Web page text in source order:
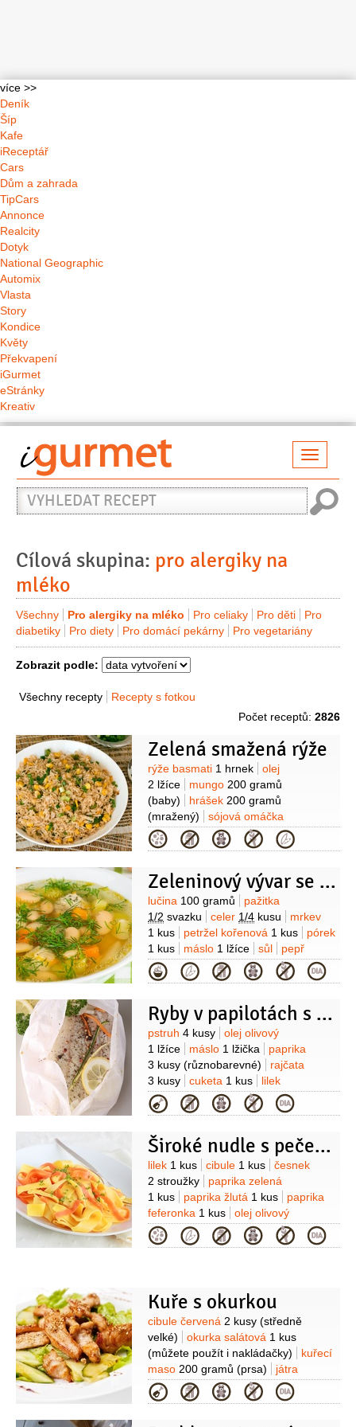
více >>
Deník
Šíp
Kafe
iReceptář
Cars
Dům a zahrada
TipCars
Annonce
Realcity
Dotyk
National Geographic
Automix
Vlasta
Story
Kondice
Květy
Překvapení
iGurmet
eStránky
Kreativ
Vyhledat
recept
Cílová skupina: pro alergiky na
mléko
Všechny Pro alergiky na mléko Pro celiaky Pro děti
Pro
diabetiky
Pro diety Pro domácí pekárny Pro vegetariány
Zobrazit podle:
Všechny recepty
Recepty s fotkou
Počet receptů: 2826
Zelená smažená rýže
Suroviny
rýže basmati 1 hrnek
olej
2 lžíce
mungo 200 gramů
(baby)
hrášek 200 gramů
(mražený)
sójová omáčka
4 lžíce
cukr1 lžíce
Kategorie
Zeleninový vývar se sýrovými nočky
Suroviny
lučina 100 gramů
pažitka
1/2 svazku celer 1/4 kusu
mrkev
1 kus
petržel kořenová 1 kus
pórek
1 kus
máslo 1 lžíce sůl pepř
Kategorie
Ryby v papilotách s ratattouille
Suroviny
pstruh 4 kusy
olej olivový
1 lžíce
máslo 1 lžička
paprika
3 kusy (různobarevné)
rajčata
3 kusy
cuketa 1 kus
lilek
1 kus
cibule1 kus
česnek
2 stroužky
Kategorie
Široké nudle s pečeným lilkem a paprikami
Suroviny
lilek 1 kus cibule 1 kus
česnek
2 stroužky
paprika zelená
1 kus
paprika žlutá 1 kus
paprika
feferonka 1 kus
olej olivový
8 lžic
nudle 300 gramů (široké)
sýr
Ricotta250 gramů
Kategorie
Kuře s okurkou
Suroviny
cibule červená 2 kusy (středně
velké)
okurka salátová 1 kus
(můžete použít i nakládačky)
kuřecí
maso 200 gramů (prsa)
játra
200 gramů
(kuřecí)
olej
2 lžíce
citron1 kus
rýže divoká
Kategorie